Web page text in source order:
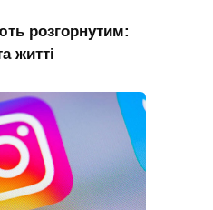
розгорнутим:
житті